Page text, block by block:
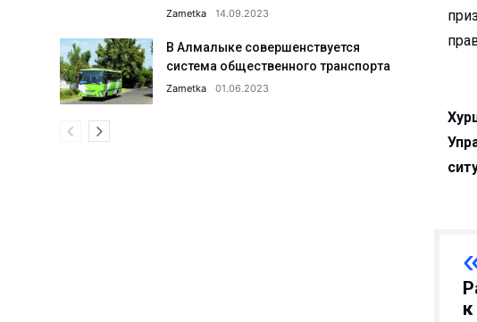
А была ли самозащита? Подробности
Футбольная школа ПФК АГМК —
Что сделано в 1 секторе города с начала
Поддельный сертификат до добра не
Поддержка семьи и женщин: что сделано в 1
Zametka 14.09.2023
В Алмалыке совершенствуется
система общественного транспорта
Zametka 01.06.2023